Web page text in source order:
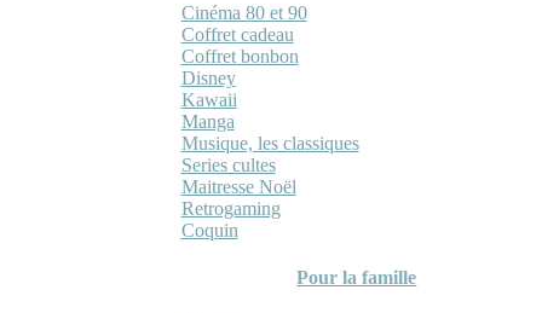
Cinéma 80 et 90
Coffret cadeau
Coffret bonbon
Disney
Kawaii
Manga
Musique, les classiques
Series cultes
Maitresse Noël
Retrogaming
Coquin
Pour la famille